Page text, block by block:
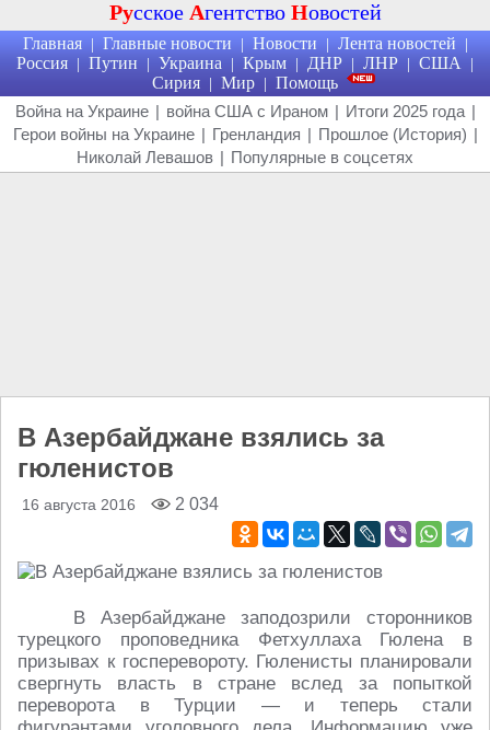
Русское Агентство Новостей
Главная | Главные новости | Новости | Лента новостей |
Россия | Путин | Украина | Крым | ДНР | ЛНР | США |
Сирия | Мир | Помощь
Война на Украине | война США с Ираном | Итоги 2025 года |
Герои войны на Украине | Гренландия | Прошлое (История) |
Николай Левашов | Популярные в соцсетях
В Азербайджане взялись за
гюленистов
16 августа 2016 2 034
В Азербайджане заподозрили сторонников
турецкого проповедника Фетхуллаха Гюлена в
призывах к госперевороту. Гюленисты планировали
свергнуть власть в стране вслед за попыткой
переворота в Турции — и теперь стали